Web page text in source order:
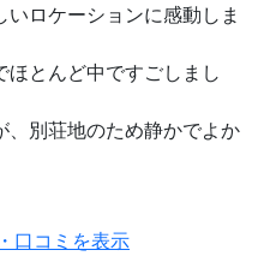
ロケーションに感動しま
ほとんど中ですごしまし
、別荘地のため静かでよか
口コミを表示